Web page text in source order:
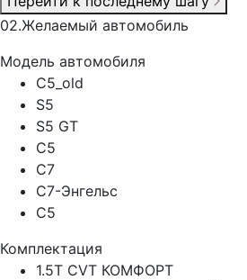
02.Желаемый автомобиль
Модель автомобиля
C5_old
S5
S5 GT
C5
C7
C7-Энгельс
C5
Комплектация
1.5T CVT КОМФОРТ